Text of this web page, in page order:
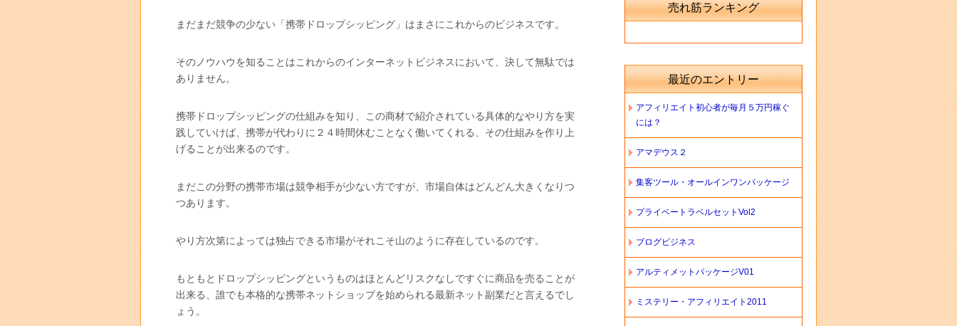
まだまだ競争の少ない「携帯ドロップシッピング」はまさにこれからのビジネスです。
そのノウハウを知ることはこれからのインターネットビジネスにおいて、決して無駄では
ありません。
携帯ドロップシッピングの仕組みを知り、この商材で紹介されている具体的なやり方を実
践していけば、携帯が代わりに２４時間休むことなく働いてくれる、その仕組みを作り上
げることが出来るのです。
まだこの分野の携帯市場は競争相手が少ない方ですが、市場自体はどんどん大きくなりつ
つあります。
やり方次第によっては独占できる市場がそれこそ山のように存在しているのです。
もともとドロップシッピングというものはほとんどリスクなしですぐに商品を売ることが
出来る、誰でも本格的な携帯ネットショップを始められる最新ネット副業だと言えるでし
ょう。
売れ筋ランキング
最近のエントリー
アフィリエイト初心者が毎月５万円稼ぐ
には？
アマデウス２
集客ツール・オールインワンパッケージ
プライベートラベルセットVol2
ブログビジネス
アルティメットパッケージV01
ミステリー・アフィリエイト2011